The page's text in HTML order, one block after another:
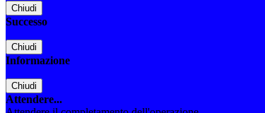
Chiudi
Successo
Chiudi
Informazione
Chiudi
Attendere...